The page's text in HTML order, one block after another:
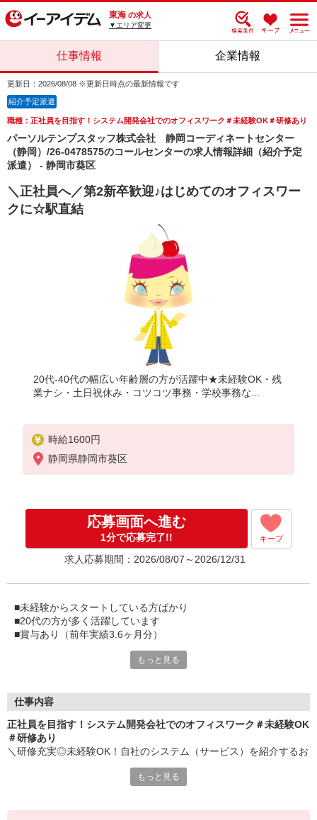
東海 の求人
▼エリア変更
仕事情報 企業情報
更新日：2026/08/08 ※更新日時点の最新情報です
紹介予定派遣
職種：正社員を目指す！システム開発会社でのオフィスワーク＃未経験OK＃研修あり
パーソルテンプスタッフ株式会社 静岡コーディネートセンター
（静岡）/26-0478575のコールセンターの求人情報詳細（紹介予定
派遣） - 静岡市葵区
＼正社員へ／第2新卒歓迎♪はじめてのオフィスワー
クに☆駅直結
20代-40代の幅広い年齢層の方が活躍中★未経験OK・残
業ナシ・土日祝休み・コツコツ事務・学校事務な...
時給1600円
静岡県静岡市葵区
応募画面へ進む
1分で応募完了!! キープ
求人応募期間：2026/08/07～2026/12/31
■未経験からスタートしている方ばかり
■20代の方が多く活躍しています
■賞与あり（前年実績3.6ヶ月分）
■駅前の高層ビル勤務
■広々快適フロア勤務
もっと見る
仕事内容
正社員を目指す！システム開発会社でのオフィスワーク＃未経験OK
＃研修あり
＼研修充実◎未経験OK！自社のシステム（サービス）を紹介するお
まずは福祉業界の概要や自社システム概要を研修を通して学習しま
もっと見る